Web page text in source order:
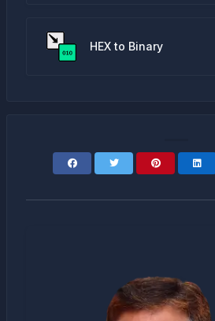
HEX to Binary